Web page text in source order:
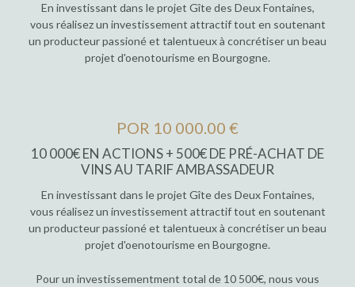
En investissant dans le projet Gîte des Deux Fontaines,
vous réalisez un investissement attractif tout en soutenant
un producteur passioné et talentueux à concrétiser un beau
projet d'oenotourisme en Bourgogne.
POR 10 000.00 €
10 000€ EN ACTIONS + 500€ DE PRÉ-ACHAT DE
VINS AU TARIF AMBASSADEUR
En investissant dans le projet Gîte des Deux Fontaines,
vous réalisez un investissement attractif tout en soutenant
un producteur passioné et talentueux à concrétiser un beau
projet d'oenotourisme en Bourgogne.
Pour un investissementment total de 10 500€, nous vous